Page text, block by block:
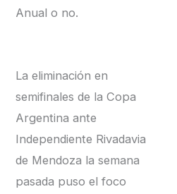
Anual o no.
La eliminación en
semifinales de la Copa
Argentina ante
Independiente Rivadavia
de Mendoza la semana
pasada puso el foco